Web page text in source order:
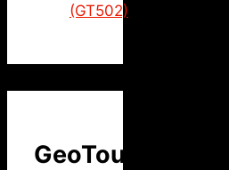
(GT502)
GeoTour